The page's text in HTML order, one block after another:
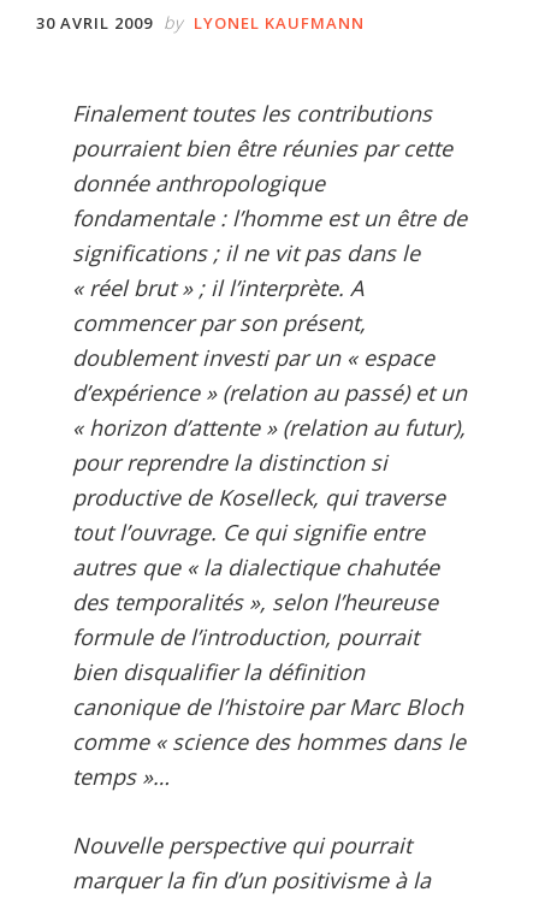
30 AVRIL 2009 by LYONEL KAUFMANN
Finalement toutes les contributions
pourraient bien être réunies par cette
donnée anthropologique
fondamentale : l’homme est un être de
significations ; il ne vit pas dans le
« réel brut » ; il l’interprète. A
commencer par son présent,
doublement investi par un « espace
d’expérience » (relation au passé) et un
« horizon d’attente » (relation au futur),
pour reprendre la distinction si
productive de Koselleck, qui traverse
tout l’ouvrage. Ce qui signifie entre
autres que « la dialectique chahutée
des temporalités », selon l’heureuse
formule de l’introduction, pourrait
bien disqualifier la définition
canonique de l’histoire par Marc Bloch
comme « science des hommes dans le
temps »…
Nouvelle perspective qui pourrait
marquer la fin d’un positivisme à la